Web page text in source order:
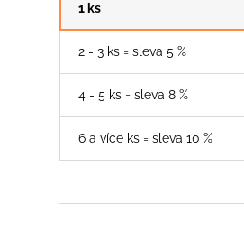
1 ks
2 - 3 ks = sleva 5 %
4 - 5 ks = sleva 8 %
6 a více ks = sleva 10 %